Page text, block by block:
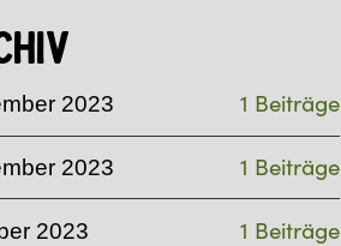
2023 1 Beiträge
2023 1 Beiträge
2023 1 Beiträge